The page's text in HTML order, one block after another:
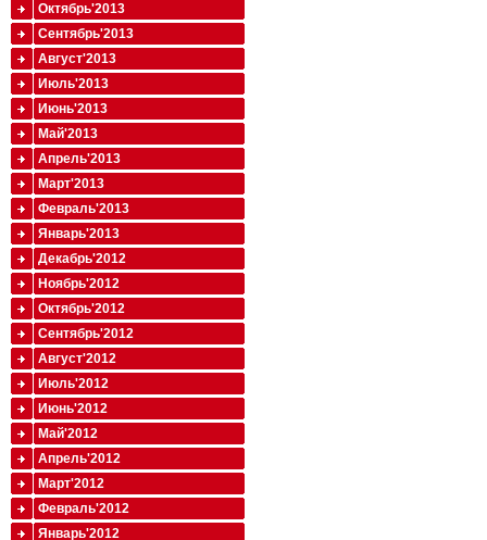
Октябрь'2013
Сентябрь'2013
Август'2013
Июль'2013
Июнь'2013
Май'2013
Апрель'2013
Март'2013
Февраль'2013
Январь'2013
Декабрь'2012
Ноябрь'2012
Октябрь'2012
Сентябрь'2012
Август'2012
Июль'2012
Июнь'2012
Май'2012
Апрель'2012
Март'2012
Февраль'2012
Январь'2012